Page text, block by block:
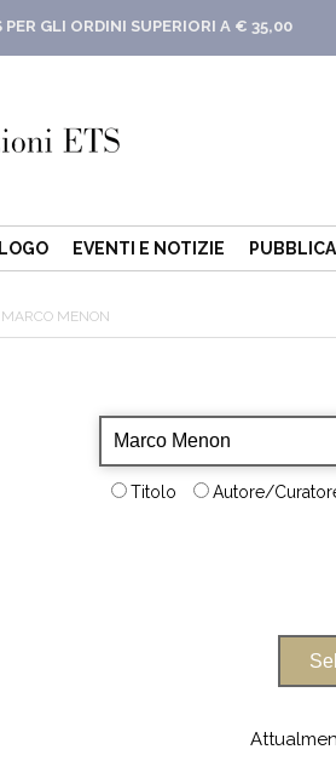
PER GLI ORDINI SUPERIORI A € 35,00
EVENTI E NOTIZIE
MARCO MENON
Titolo Autore/